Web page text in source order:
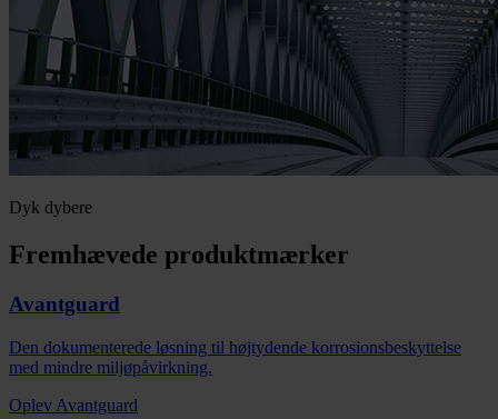
Dyk dybere
Fremhævede produktmærker
Avantguard
Den dokumenterede løsning til højtydende korrosionsbeskyttelse
med mindre miljøpåvirkning.
Oplev Avantguard